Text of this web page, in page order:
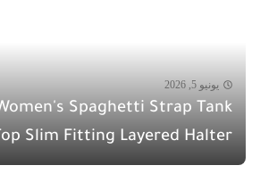
يونيو 5, 2026
Spaghetti Strap Tank
Slim Fitting Layered Halter...